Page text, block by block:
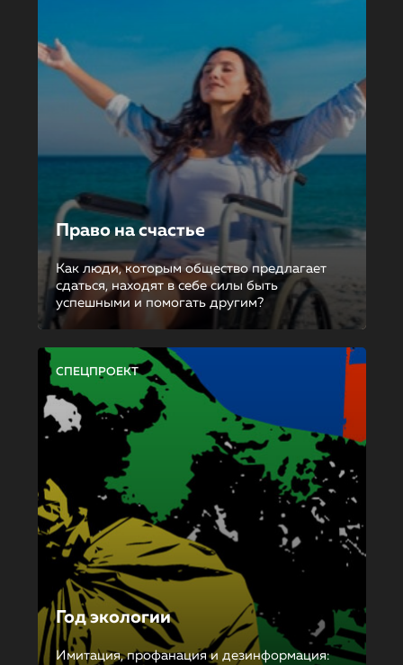
Право на счастье
Как люди, которым общество предлагает
сдаться, находят в себе силы быть
успешными и помогать другим?
СПЕЦПРОЕКТ
Год экологии
Имитация, профанация и дезинформация: